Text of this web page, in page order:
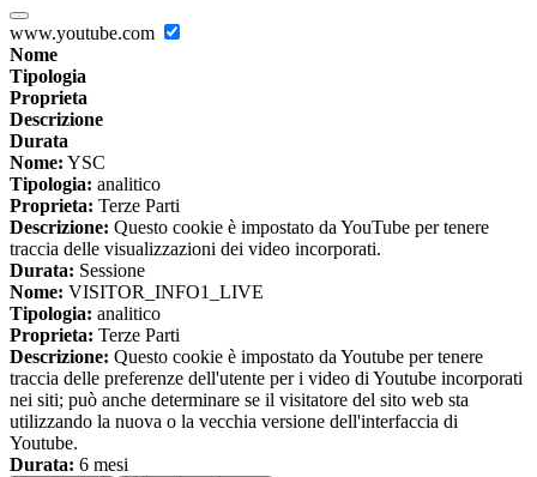
www.youtube.com
Nome
Tipologia
Proprieta
Descrizione
Durata
Nome: YSC
Tipologia: analitico
Proprieta: Terze Parti
Descrizione: Questo cookie è impostato da YouTube per tenere
traccia delle visualizzazioni dei video incorporati.
Durata: Sessione
Nome: VISITOR_INFO1_LIVE
Tipologia: analitico
Proprieta: Terze Parti
Descrizione: Questo cookie è impostato da Youtube per tenere
traccia delle preferenze dell'utente per i video di Youtube incorporati
nei siti; può anche determinare se il visitatore del sito web sta
utilizzando la nuova o la vecchia versione dell'interfaccia di
Youtube.
Durata: 6 mesi